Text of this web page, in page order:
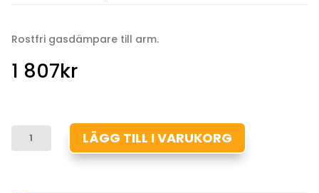
Rostfri gasdämpare till arm.
1 807kr
GASDÄMPARE,
ROSTFRI
LÄGG TILL I VARUKORG